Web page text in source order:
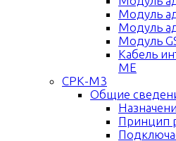
Модуль
Модуль
Модуль
Кабель
ME
СРК-М3
Общие
Принцип